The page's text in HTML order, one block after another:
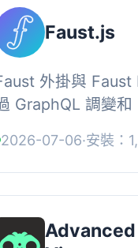
Faust.js
外掛與 Faust
GraphQL 調變和
Faust 前端應用程
2026-07-06·安裝：